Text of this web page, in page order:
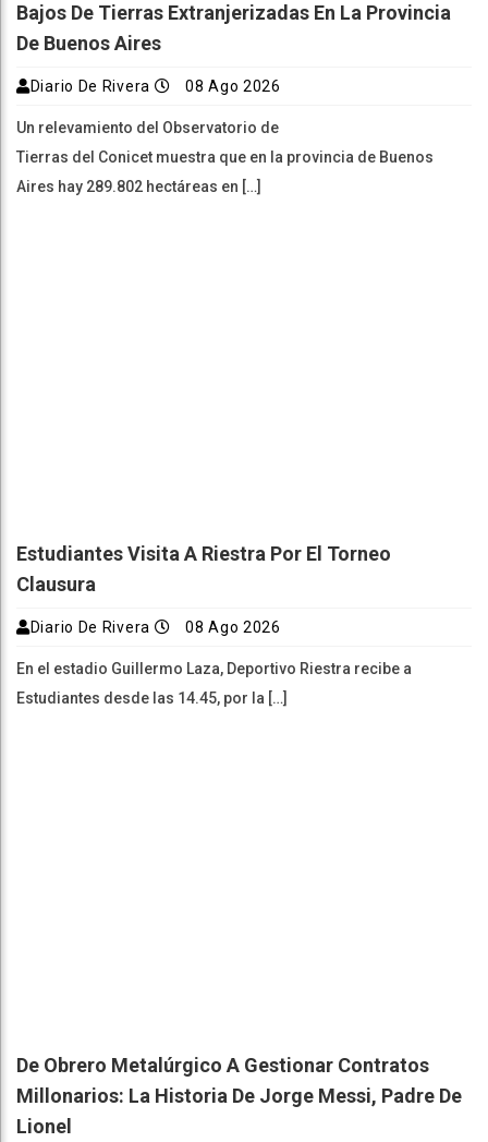
Bajos De Tierras Extranjerizadas En La Provincia
De Buenos Aires
Diario De Rivera 08 Ago 2026
Un relevamiento del Observatorio de
Tierras del Conicet muestra que en la provincia de Buenos
Aires hay 289.802 hectáreas en […]
Estudiantes Visita A Riestra Por El Torneo
Clausura
Diario De Rivera 08 Ago 2026
En el estadio Guillermo Laza, Deportivo Riestra recibe a
Estudiantes desde las 14.45, por la […]
De Obrero Metalúrgico A Gestionar Contratos
Millonarios: La Historia De Jorge Messi, Padre De
Lionel